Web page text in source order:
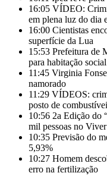
16:05 VÍDEO:
em plena luz do dia
16:00 Cientistas
superfície da Lua
15:53 Prefeitura de
para habitação
11:45 Virginia
namorado
11:29 VÍDEOS:
posto de
10:56 2a Edição do
mil pessoas no
10:35 Previsão do
5,93%
10:27 Homem
erro na fertilização